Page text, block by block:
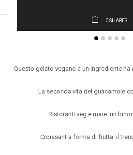
0SHARES
Questo gelato vegano a un ingrediente
La seconda vita del guacamole
Ristoranti veg e mare: un
Croissant a forma di frutta: il